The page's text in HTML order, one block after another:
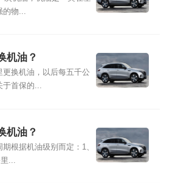
物...
机油？
更换机油，以后每五千公
于首保的...
机油？
根据机油级别而定：1、
...